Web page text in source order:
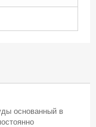
основанный в